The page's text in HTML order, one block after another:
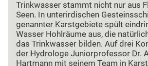
Trinkwasser stammt nicht nur aus
Seen. In unterirdischen
genannter Karstgebiete spült
Wasser Hohlräume aus, die
das Trinkwasser bilden. Auf drei
der Hydrologe Juniorprofessor Dr.
Hartmann mit seinem Team in